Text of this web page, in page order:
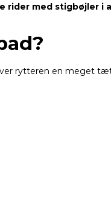
rider med stigbøjler i
rytteren en meget